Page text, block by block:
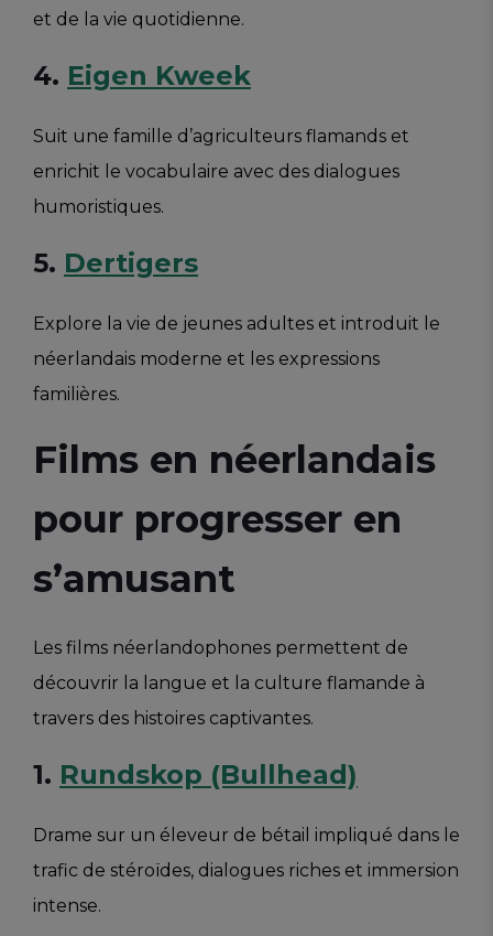
et de la vie quotidienne.
4. Eigen Kweek
Suit une famille d’agriculteurs flamands et
enrichit le vocabulaire avec des dialogues
humoristiques.
5. Dertigers
Explore la vie de jeunes adultes et introduit le
néerlandais moderne et les expressions
familières.
Films en néerlandais
pour progresser en
s’amusant
Les films néerlandophones permettent de
découvrir la langue et la culture flamande à
travers des histoires captivantes.
1. Rundskop (Bullhead)
Drame sur un éleveur de bétail impliqué dans le
trafic de stéroïdes, dialogues riches et immersion
intense.